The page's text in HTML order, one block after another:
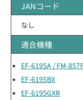
JANコード
なし
適合機種
EF-6195A / FM-
EF-6195BX
EF-6195GXR